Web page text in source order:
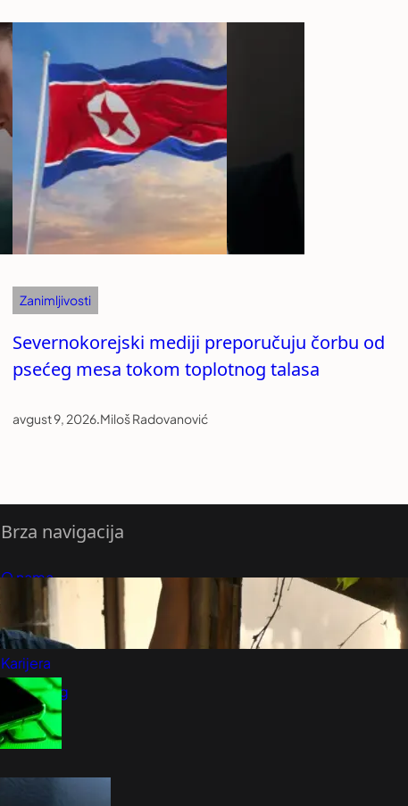
Zanimljivosti
Severnokorejski mediji preporučuju čorbu od
psećeg mesa tokom toplotnog talasa
avgust 9, 2026.Miloš Radovanović
Brza navigacija
O nama
Predloži Vest
Pretplatite se na vesti
Karijera
Marketing
Kontakt